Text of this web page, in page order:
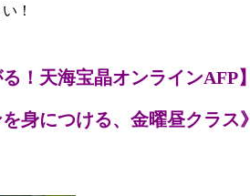
！
！天海宝晶オンラインAFP】
身につける、金曜昼クラス》